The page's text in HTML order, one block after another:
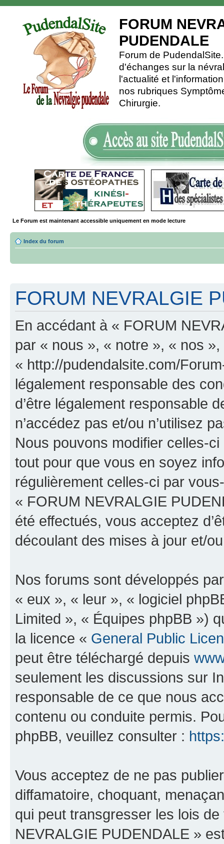
FORUM
PUDENDALE
Forum de
d'échanges sur la
l'actualité et
nos rubriques
Chirurgie.
Le Forum est maintenant accessible uniquement en mode lecture
Index du forum
FORUM NEVRALGIE
En accédant à « FORUM
par « nous », « notre », « nos
« http://pudendalsite.com/
légalement responsable des
d’être légalement responsable
n’accédez pas et/ou n’utilisez
Nous pouvons modifier celles-
tout pour que vous en soyez
régulièrement celles-ci par
« FORUM NEVRALGIE
été effectués, vous acceptez
découlant des mises à jour et/
Nos forums sont développés
« eux », « leur », « logiciel
Limited », « Équipes phpBB »)
la licence « General Public
peut être téléchargé depuis
seulement les discussions sur
responsable de ce que nous
contenu ou conduite permis.
phpBB, veuillez consulter :
Vous acceptez de ne pas
diffamatoire, choquant,
qui peut transgresser les lois
NEVRALGIE PUDENDALE »